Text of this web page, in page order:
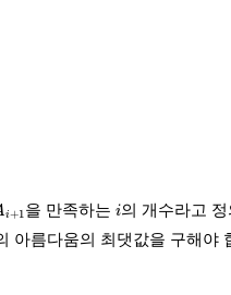
i+1을 만족하는 ii의 개수라고
아름다움의 최댓값을 구해야